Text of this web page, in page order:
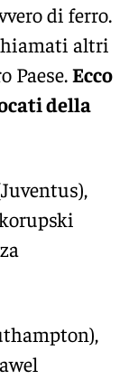
di ferro.
altri
Paese.Ecco
della